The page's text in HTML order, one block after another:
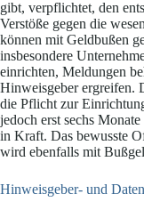
gibt, verpflichtet, den
Verstöße gegen die
können mit Geldbußen
insbesondere
einrichten, Meldungen
Hinweisgeber ergreifen.
die Pflicht zur
jedoch erst sechs
in Kraft. Das bewusste
wird ebenfalls mit
Hinweisgeber- und